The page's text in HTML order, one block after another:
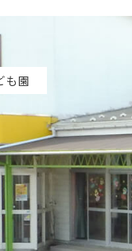
も園